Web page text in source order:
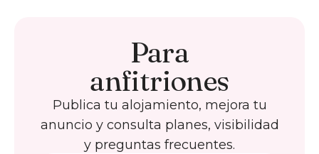
Para
anfitriones
Publica tu alojamiento, mejora tu
anuncio y consulta planes, visibilidad
y preguntas frecuentes.